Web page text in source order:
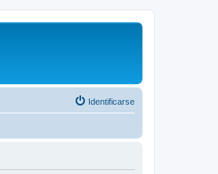
Identificarse